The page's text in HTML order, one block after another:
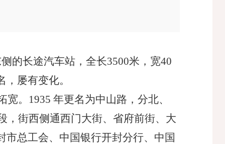
的长途汽车站，全长3500米，宽40
屡有变化。
。1935 年更名为中山路，分北、
，街西侧通西门大街、省府前街、大
总工会、中国银行开封分行、中国